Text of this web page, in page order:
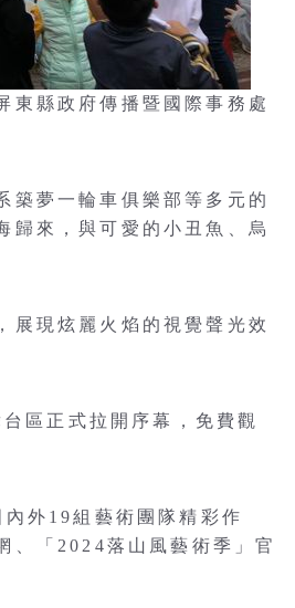
縣政府傳播暨國際事務處
築夢一輪車俱樂部等多元的
歸來，與可愛的小丑魚、烏
展現炫麗火焰的視覺聲光效
區正式拉開序幕，免費觀
外19組藝術團隊精彩作
、「2024落山風藝術季」官